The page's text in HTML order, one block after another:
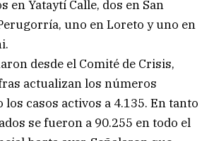
en Yataytí Calle, dos en San
uno en Loreto y uno en
desde el Comité de Crisis,
actualizan los números
los casos activos a 4.135. En tanto
se fueron a 90.255 en todo el